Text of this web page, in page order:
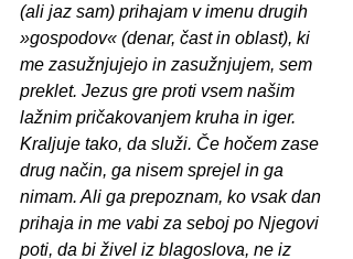
(ali jaz sam) prihajam v imenu drugih
»gospodov« (denar, čast in oblast), ki
me zasužnjujejo in zasužnjujem, sem
preklet. Jezus gre proti vsem našim
lažnim pričakovanjem kruha in iger.
Kraljuje tako, da služi. Če hočem zase
drug način, ga nisem sprejel in ga
nimam. Ali ga prepoznam, ko vsak dan
prihaja in me vabi za seboj po Njegovi
poti, da bi živel iz blagoslova, ne iz